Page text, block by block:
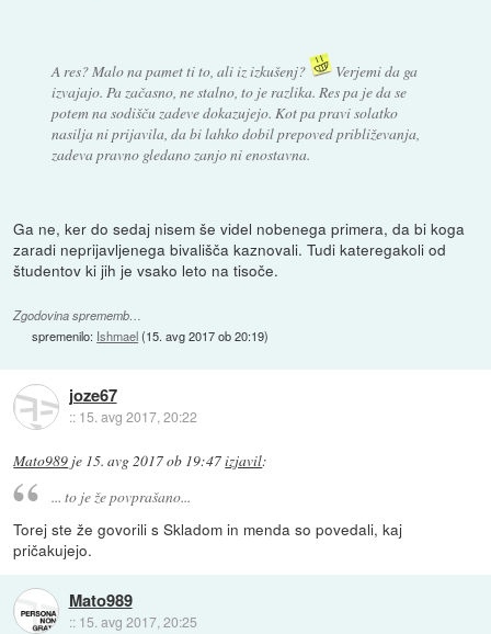
A res? Malo na pamet ti to, ali iz izkušenj?
Verjemi da ga
izvajajo. Pa začasno, ne stalno, to je razlika. Res pa je da se
potem na sodišču zadeve dokazujejo. Kot pa pravi solatko
nasilja ni prijavila, da bi lahko dobil prepoved približevanja,
zadeva pravno gledano zanjo ni enostavna.
Ga ne, ker do sedaj nisem še videl nobenega primera, da bi koga
zaradi neprijavljenega bivališča kaznovali. Tudi kateregakoli od
študentov ki jih je vsako leto na tisoče.
Zgodovina sprememb…
spremenilo: Ishmael(15. avg 2017 ob 20:19)
joze67
:: 15. avg 2017, 20:22
Mato989 je 15. avg 2017 ob 19:47izjavil:
... to je že povprašano...
Torej ste že govorili s Skladom in menda so povedali, kaj
pričakujejo.
Mato989
:: 15. avg 2017, 20:25